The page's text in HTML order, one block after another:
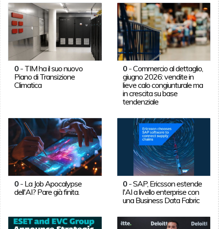
0- TIM ha il suo nuovo
Piano di Transizione
Climatica
0 -Commercio al dettaglio,
giugno 2026: vendite in
lieve calo congiunturale ma
in crescita su base
tendenziale
0- La Job Apocalypse
dell'AI? Pare già finita.
0 -SAP, Ericsson estende
l'AI a livello enterprise con
una Business Data Fabric